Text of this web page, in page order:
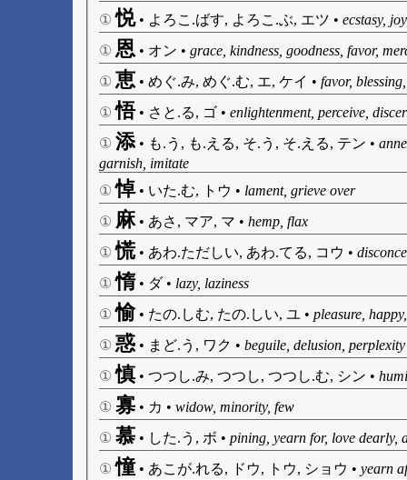
① 悦• よろこ.ばす, よろこ.ぶ, エツ • ecstasy,
① 恩 • オン • grace, kindness, goodness, favor,
① 恵 • めぐ.み, めぐ.む, エ, ケイ • favor,
① 悟• さと.る, ゴ • enlightenment, perceive,
① 添• も.う, も.える, そ.う, そ.える, テン •
garnish, imitate
① 悼• いた.む, トウ • lament, grieve over
① 麻• あさ, マア, マ • hemp, flax
① 慌• あわ.ただしい, あわ.てる, コウ •
① 惰• ダ• lazy, laziness
① 愉• たの.しむ, たの.しい, ユ • pleasure,
① 惑 • まど.う, ワク • beguile, delusion, perplexity
① 慎• つつし.み, つつし, つつし.む, シン •
① 寡 • カ • widow, minority, few
① 慕 • した.う, ボ • pining, yearn for, love dearly,
① 憧• あこが.れる, ドウ, トウ, ショウ • yearn